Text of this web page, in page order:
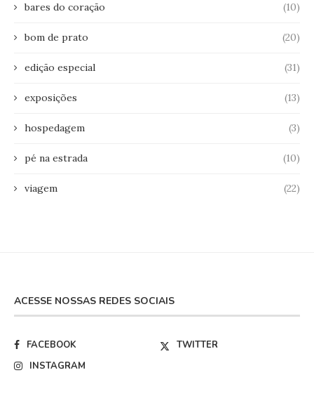
bares do coração (10)
bom de prato (20)
edição especial (31)
exposições (13)
hospedagem (3)
pé na estrada (10)
viagem (22)
ACESSE NOSSAS REDES SOCIAIS
FACEBOOK
TWITTER
INSTAGRAM